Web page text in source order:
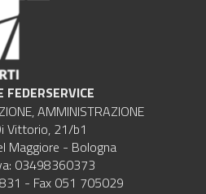
FEDERSERVICE
AMMINISTRAZIONE
Vittorio, 21/b1
Maggiore - Bologna
03498360373
- Fax 051 705029